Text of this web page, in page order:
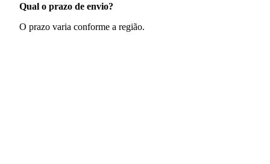
Qual o prazo de envio?
O prazo varia conforme a região.